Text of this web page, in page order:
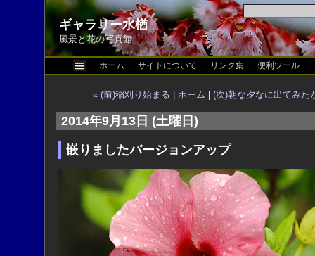
ギャラリー水楢
風景と花の写真館
ホーム サイトについて リンク集 便利ツール
« (前)稲刈り始まる ホーム (次)朝な夕なに出てみた
2014年9月13日 (土曜日)
嵌りましたバージョンアップ